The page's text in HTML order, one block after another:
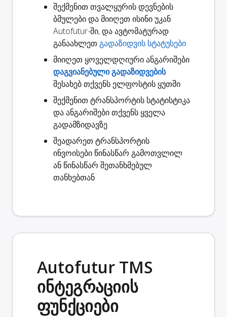
შექმენით თვალყურის დევნების
ბმულებიდა მიიღეთ ისინი უკან
Autofutur-ში, და ავტომატურად
განაახლეთ გადაზიდვის სტატუსები
მიიღეთ ყოველდღიური ანგარიშები
დაგვიანებული გადაზიდვების
შესახებ თქვენს ელფოსტის ყუთში
შექმენით ტრანსპორტის სტატისტიკა
და ანგარიშები თქვენს ყველა
გადამზიდავზე
შეადარეთ ტრანსპორტის
ინვოისები წინასწარ გამოთვლილ
ან წინასწარ შეთანხმებულ
თანხებთან
Autofutur TMS
ინტეგრაციის
ფუნქციები